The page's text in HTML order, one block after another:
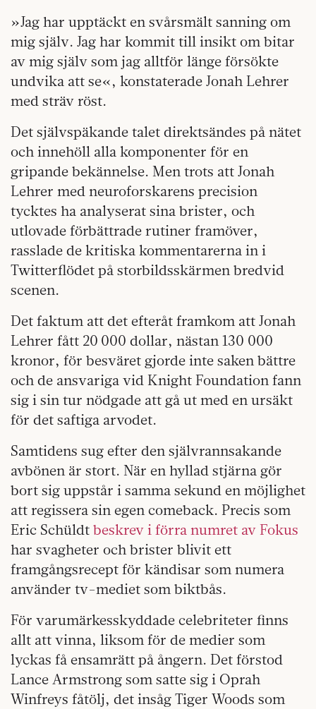
»Jag har upptäckt en svårsmält sanning om
mig själv. Jag har kommit till insikt om bitar
av mig själv som jag alltför länge försökte
undvika att se«, konstaterade Jonah Lehrer
med sträv röst.
Det självspäkande talet direktsändes på nätet
och innehöll alla komponenter för en
gripande bekännelse. Men trots att Jonah
Lehrer med neuroforskarens precision
tycktes ha analyserat sina brister, och
utlovade förbättrade rutiner framöver,
rasslade de kritiska kommentarerna in i
Twitterflödet på storbildsskärmen bredvid
scenen.
Det faktum att det efteråt framkom att Jonah
Lehrer fått 20 000 dollar, nästan 130 000
kronor, för besväret gjorde inte saken bättre
och de ansvariga vid Knight Foundation fann
sig i sin tur nödgade att gå ut med en ursäkt
för det saftiga arvodet.
Samtidens sug efter den självrannsakande
avbönen är stort. När en hyllad stjärna gör
bort sig uppstår i samma sekund en möjlighet
att regissera sin egen comeback. Precis som
Eric Schüldt beskrev i förra numret av Fokus
har svagheter och brister blivit ett
framgångsrecept för kändisar som numera
använder tv-mediet som biktbås.
För varumärkesskyddade celebriteter finns
allt att vinna, liksom för de medier som
lyckas få ensamrätt på ångern. Det förstod
Lance Armstrong som satte sig i Oprah
Winfreys fåtölj, det insåg Tiger Woods som